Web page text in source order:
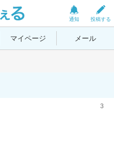
投稿する
通知
マイページ メール
3